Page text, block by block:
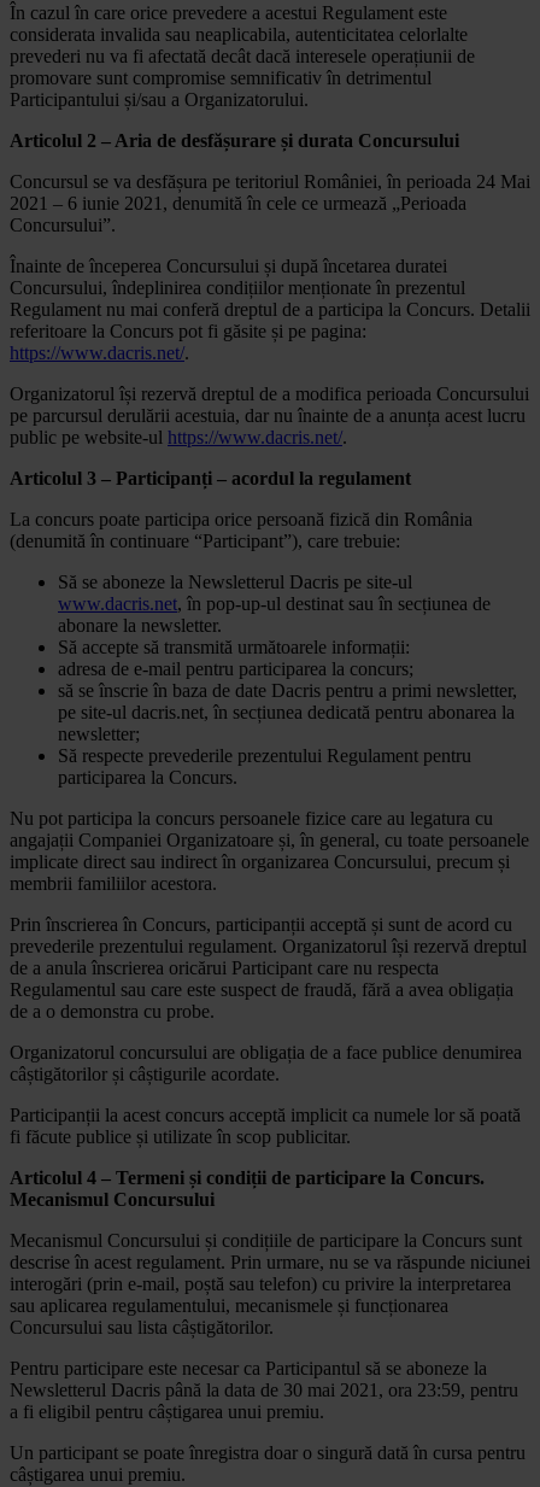
În cazul în care orice prevedere a acestui Regulament este
considerata invalida sau neaplicabila, autenticitatea celorlalte
prevederi nu va fi afectată decât dacă interesele operațiunii de
promovare sunt compromise semnificativ în detrimentul
Participantului și/sau a Organizatorului.
Articolul 2 – Aria de desfășurare și durata Concursului
Concursul se va desfășura pe teritoriul României, în perioada 24 Mai
2021 – 6 iunie 2021, denumită în cele ce urmează „Perioada
Concursului”.
Înainte de începerea Concursului și după încetarea duratei
Concursului, îndeplinirea condițiilor menționate în prezentul
Regulament nu mai conferă dreptul de a participa la Concurs. Detalii
referitoare la Concurs pot fi găsite și pe pagina:
https://www.dacris.net/.
Organizatorul își rezervă dreptul de a modifica perioada Concursului
pe parcursul derulării acestuia, dar nu înainte de a anunța acest lucru
public pe website-ul https://www.dacris.net/.
Articolul 3 – Participanți – acordul la regulament
La concurs poate participa orice persoană fizică din România
(denumită în continuare “Participant”), care trebuie:
Să se aboneze la Newsletterul Dacris pe site-ul
www.dacris.net, în pop-up-ul destinat sau în secțiunea de
abonare la newsletter.
Să accepte să transmită următoarele informații:
adresa de e-mail pentru participarea la concurs;
să se înscrie în baza de date Dacris pentru a primi newsletter,
pe site-ul dacris.net, în secțiunea dedicată pentru abonarea la
newsletter;
Să respecte prevederile prezentului Regulament pentru
participarea la Concurs.
Nu pot participa la concurs persoanele fizice care au legatura cu
angajații Companiei Organizatoare și, în general, cu toate persoanele
implicate direct sau indirect în organizarea Concursului, precum și
membrii familiilor acestora.
Prin înscrierea în Concurs, participanții acceptă și sunt de acord cu
prevederile prezentului regulament. Organizatorul își rezervă dreptul
de a anula înscrierea oricărui Participant care nu respecta
Regulamentul sau care este suspect de fraudă, fără a avea obligația
de a o demonstra cu probe.
Organizatorul concursului are obligația de a face publice denumirea
câștigătorilor și câștigurile acordate.
Participanții la acest concurs acceptă implicit ca numele lor să poată
fi făcute publice și utilizate în scop publicitar.
Articolul 4 – Termeni și condiții de participare la Concurs.
Mecanismul Concursului
Mecanismul Concursului și condițiile de participare la Concurs sunt
descrise în acest regulament. Prin urmare, nu se va răspunde niciunei
interogări (prin e-mail, poștă sau telefon) cu privire la interpretarea
sau aplicarea regulamentului, mecanismele și funcționarea
Concursului sau lista câștigătorilor.
Pentru participare este necesar ca Participantul să se aboneze la
Newsletterul Dacris până la data de 30 mai 2021, ora 23:59, pentru
a fi eligibil pentru câștigarea unui premiu.
Un participant se poate înregistra doar o singură dată în cursa pentru
câștigarea unui premiu.